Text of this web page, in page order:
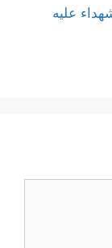
علیه